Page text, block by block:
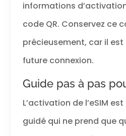
informations
code QR. Conservez ce
précieusement, car il
future connexion.
Guide pas à pas
L’activation de l’eSIM
guidé qui ne prend que